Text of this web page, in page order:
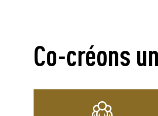
Co-créons